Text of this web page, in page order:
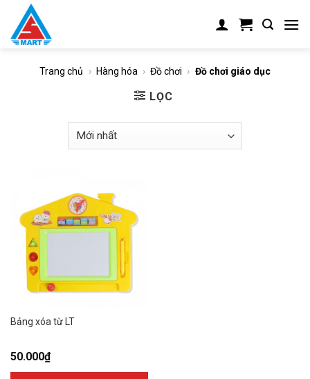
content
Trang chủ › Hàng hóa › Đồ chơi › Đồ chơi giáo dục
LỌC
Bảng xóa từ LT
50.000₫